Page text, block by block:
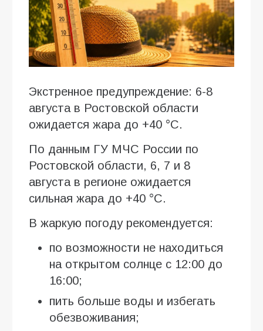
Экстренное предупреждение: 6-8
августа в Ростовской области
ожидается жара до +40 °C.
По данным ГУ МЧС России по
Ростовской области, 6, 7 и 8
августа в регионе ожидается
сильная жара до +40 °C.
В жаркую погоду рекомендуется:
по возможности не находиться
на открытом солнце с 12:00 до
16:00;
пить больше воды и избегать
обезвоживания;